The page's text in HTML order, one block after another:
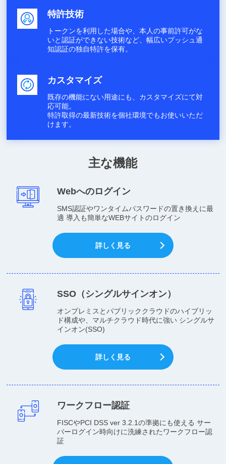
特許技術
トークンを利用した場合や、本人の事前許可がな
いと認証ができない技術など、幅広いプッシュ通
知認証の独自特許を保有。
カスタマイズ
既存の機能にない用途にも、カスタマイズにて対
応可能。
特許取得の最新技術を個社環境でもお使いいただ
けます。
主な機能
Webへのログイン
SMS認証やワンタイムパスワードの置き換えに最
適 導入も簡単なWEBサイトのログイン
詳しく見る
SSO（シングルサインオン）
オンプレミスとパブリッククラウドのハイブリッ
ド構成や、マルチクラウド時代に強い シングルサ
インオン(SSO)
詳しく見る
ワークフロー認証
FISCやPCI DSS ver 3.2.1の準拠にも使える サー
バーログイン時向けに洗練されたワークフロー認
証